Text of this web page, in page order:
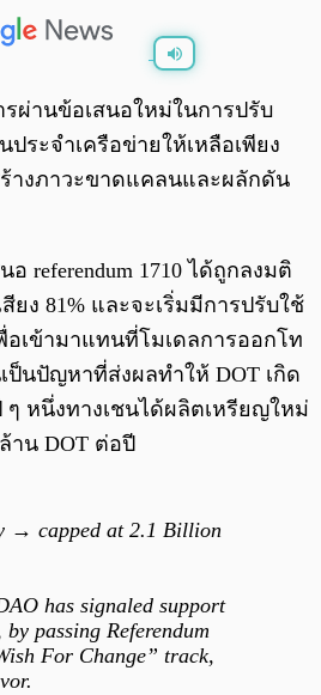
0:00
รผ่านข้อเสนอใหม่ในการปรับ
ระจำเครือข่ายให้เหลือเพียง
างภาวะขาดแคลนและผลักดัน
referendum 1710 ได้ถูกลงมติ
ง 81% และจะเริ่มมีการปรับใช้
อเข้ามาแทนที่โมเดลการออกโท
ป็นปัญหาที่ส่งผลทำให้ DOT เกิด
ๆ หนึ่งทางเชนได้ผลิตเหรียญใหม่
าน DOT ต่อปี
→ capped at 2.1 Billion
has signaled support
passing Referendum
For Change” track,